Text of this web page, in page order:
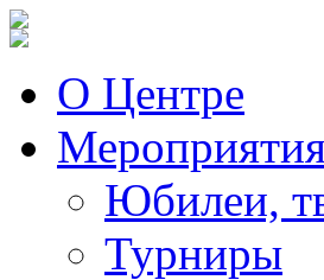
О Центре
Юбилеи,
Турниры